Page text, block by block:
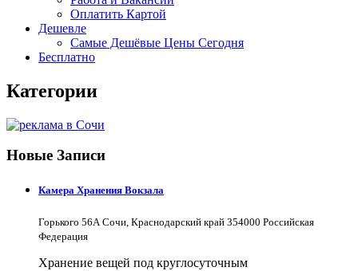
Оплатить Картой
Дешевле
Самые Дешёвые Цены Сегодня
Бесплатно
Категории
Новые Записи
Камера Хранения Вокзала
Горького 56А Сочи, Краснодарский край 354000 Российская
Федерация
Хранение вещей под круглосуточным